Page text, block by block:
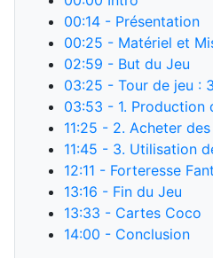
00:14 - Présentation
00:25 - Matériel et
02:59 - But du Jeu
03:25 - Tour de jeu :
03:53 - 1. Production
11:25 - 2. Acheter
11:45 - 3. Utilisation
12:11 - Forteresse
13:16 - Fin du Jeu
13:33 - Cartes Coco
14:00 - Conclusion